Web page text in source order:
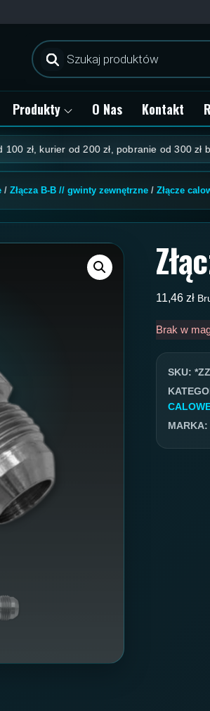
Wyszukiwarka
produktów
Produkty O Nas Kontakt
kurier od 200 zł, pobranie od 300 zł brutto
/ Złącza B-B // gwinty zewnętrzne / Złącze
11,46 zł
Brak w
SKU:
MARKA: